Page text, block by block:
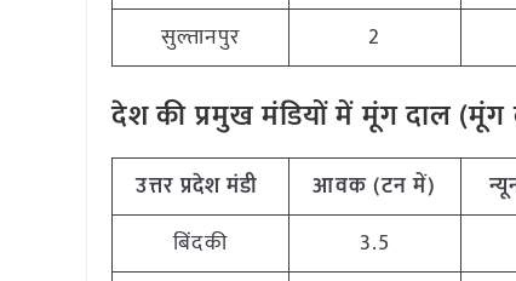
सुल्तानपुर
2
देश की प्रमुख मंडियों में मूंग दाल
उत्तर प्रदेश मंडी आवक (टन में)
बिंदकी
3.5